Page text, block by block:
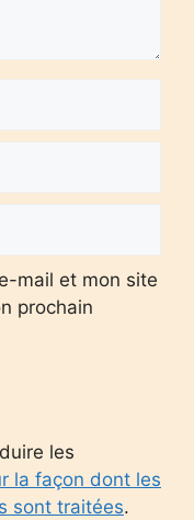
mail et mon site
prochain
les
la façon dont les
sont traitées.